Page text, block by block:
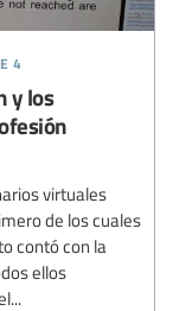
4
y los
virtuales
de los cuales
contó con la
ellos